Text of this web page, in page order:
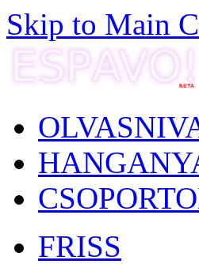
Skip to Main
FRISS